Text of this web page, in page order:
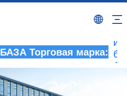
Торговая марка: